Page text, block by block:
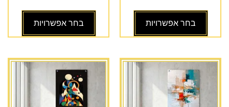
בחר אפשרויות בחר אפשרויות